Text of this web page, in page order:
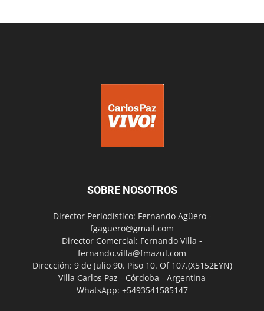
SOBRE NOSOTROS
Director Periodístico: Fernando Agüero -
fgaguero@gmail.com
Director Comercial: Fernando Villa -
fernando.villa@fmazul.com
Dirección: 9 de Julio 90. Piso 10. Of 107.(X5152EYN)
Villa Carlos Paz - Córdoba - Argentina
WhatsApp: +5493541585147